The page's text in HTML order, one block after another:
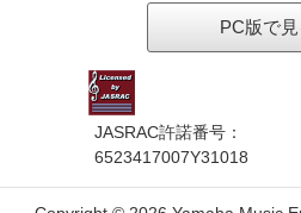
PC版で見
JASRAC許諾番号：
6523417007Y31018